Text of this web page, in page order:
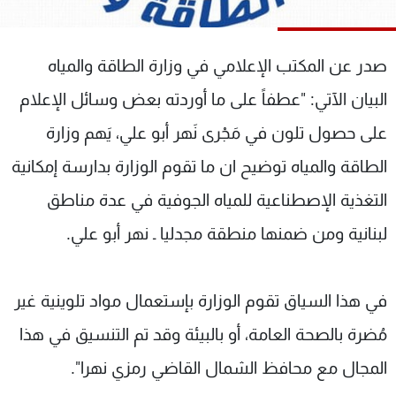
صدر عن المكتب الإعلامي في وزارة الطاقة والمياه
البيان الآتي: "عطفاً على ما أوردته بعض وسائل الإعلام
على حصول تلون في مَجْرى نَهر أبو علي، يَهم وزارة
الطاقة والمياه توضيح ان ما تقوم الوزارة بدارسة إمكانية
التغذية الإصطناعية للمياه الجوفية في عدة مناطق
لبنانية ومن ضمنها منطقة مجدليا ـ نهر أبو علي.
في هذا السياق تقوم الوزارة بإستعمال مواد تلوينية غير
مُضرة بالصحة العامة، أو بالبيئة وقد تم التنسيق في هذا
المجال مع محافظ الشمال القاضي رمزي نهرا".
عن MTV
الإنـتـاج
لاعلاناتكم
وظائف
تواصل معنا
شروط الإسـتخدام
سياسة الخصوصية